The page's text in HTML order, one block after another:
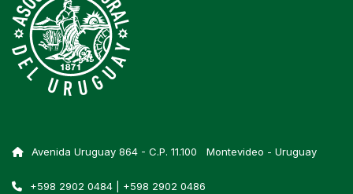
Avenida Uruguay 864 - C.P. 11.100 Montevideo - Uruguay
+598 2902 0484 | +598 2902 0486